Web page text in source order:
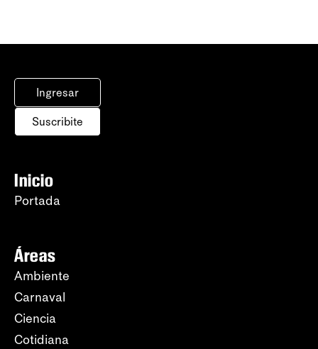
Ingresar
Suscribite
Inicio
Portada
Áreas
Ambiente
Carnaval
Ciencia
Cotidiana